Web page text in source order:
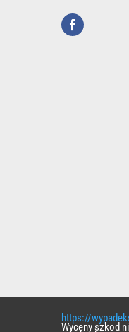
https://
Wyceny szkod